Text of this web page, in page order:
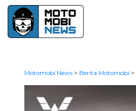
Motomobi News> Berita Motomobi >